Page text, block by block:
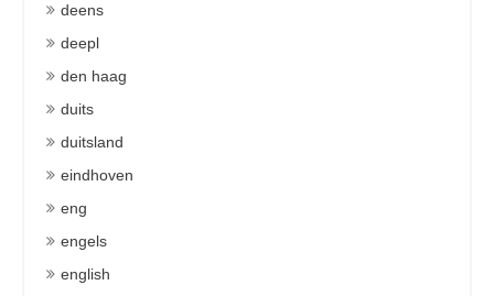
deens
deepl
den haag
duits
duitsland
eindhoven
eng
engels
english